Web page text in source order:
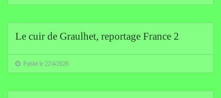
Le cuir de Graulhet, reportage France 2
Publié le 22/4/2026